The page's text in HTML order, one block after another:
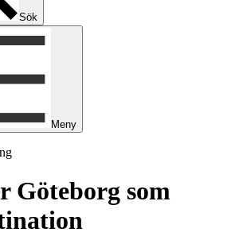
Sök
Meny
Göteborg som